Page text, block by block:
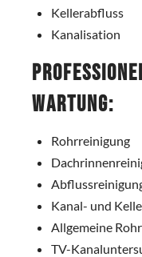
Kellerabfluss
Kanalisation
Wartung:
Rohrreinigung
Kanal- und
Allgemeine
TV-